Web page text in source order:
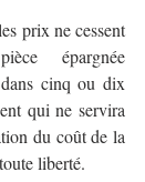
prix ne cessent
épargnée
cinq ou dix
qui ne servira
du coût de la
liberté.